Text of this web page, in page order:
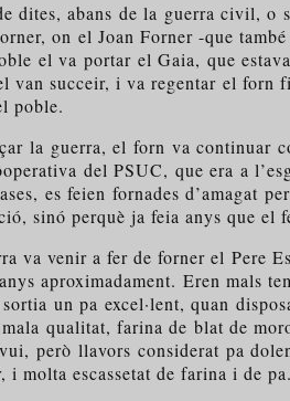
dites, abans de la guerra civil, o
on el Joan Forner -que
el va portar el Gaia, que
van succeir, i va regentar el forn
poble.
la guerra, el forn va continuar
del PSUC, que era a
es feien fornades d’amagat
sinó perquè ja feia anys que
va venir a fer de forner el Pere
aproximadament. Eren mals
un pa excel·lent, quan
qualitat, farina de blat de
però llavors considerat pa
i molta escassetat de farina i de